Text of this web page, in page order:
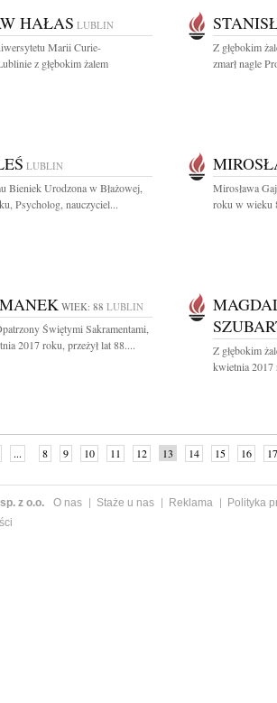
HAŁAS LUBLIN
Marii Curie-
z głębokim żalem
Z głębokim
zmarł nagle
LUBLIN
Bieniek Urodzona w Błażowej,
Psycholog, nauczyciel...
Mirosława
roku w wieku
WIEK: 88 LUBLIN
Świętymi Sakramentami,
2017 roku, przeżył lat 88....
Z głębokim
kwietnia 2017
... 8 9 10 11 12 13 14 15 16 17
z o.o. O nas Staże u nas Reklama
Polityka